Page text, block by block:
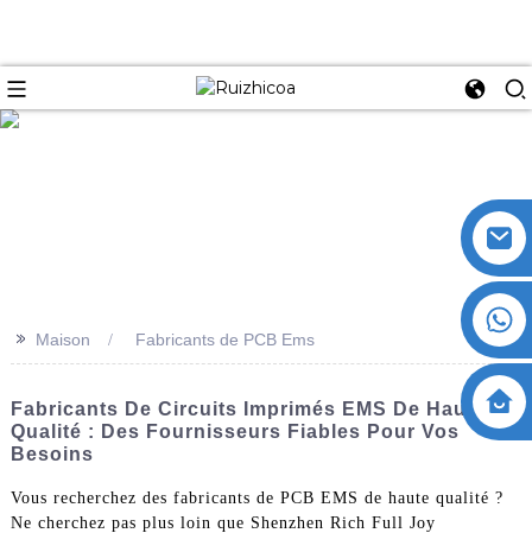
>> Maison Fabricants de PCB Ems
Fabricants De Circuits Imprimés EMS De Haute
Qualité : Des Fournisseurs Fiables Pour Vos
Besoins
Vous recherchez des fabricants de PCB EMS de haute qualité ?
Ne cherchez pas plus loin que Shenzhen Rich Full Joy